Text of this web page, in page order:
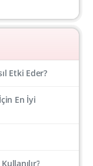
Etki Eder?
En İyi